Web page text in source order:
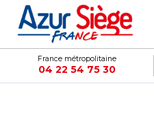
France métropolitaine
04 22 54 75 30
Panneau de gestion des cookies